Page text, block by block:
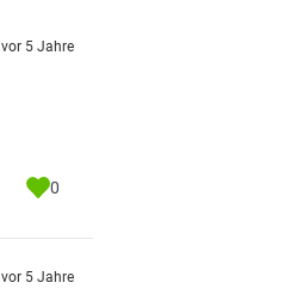
vor 5 Jahre
0
vor 5 Jahre